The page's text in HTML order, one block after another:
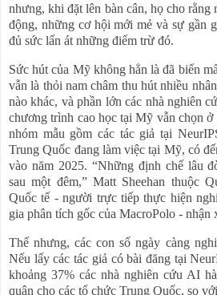
nhưng, khi đặt lên bàn cân, họ cho
động, những cơ hội mới mẻ và sự gần
đủ sức lấn át những điểm trừ đó.
Sức hút của Mỹ không hẳn là đã biến
vẫn là thỏi nam châm thu hút nhiều
nào khác, và phần lớn các nhà nghiên
chương trình cao học tại Mỹ vẫn chọn
nhóm mẫu gồm các tác giả tại
Trung Quốc đang làm việc tại Mỹ, có
vào năm 2025. “Những định chế lâu
sau một đêm,” Matt Sheehan thuộc
Quốc tế - người trực tiếp thực hiện
gia phân tích gốc của MacroPolo - nhận
Thế nhưng, các con số ngày càng
Nếu lấy các tác giả có bài đăng tại
khoảng 37% các nhà nghiên cứu AI
quân cho các tổ chức Trung Quốc, so